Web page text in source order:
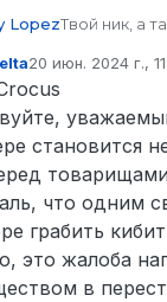
LopezТвой ник, а
Твои
SteamID
Имеет ли
Дата и
Описание
дверь,
отмычка и
Ознакомлен
20 июн. 2024 г.,
отредактировано
становится
что одним
грабить
это жалоба
в